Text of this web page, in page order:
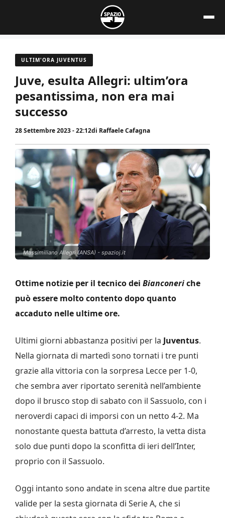
contenuto
ULTIM'ORA JUVENTUS
Juve, esulta Allegri: ultim’ora
pesantissima, non era mai
successo
28 Settembre 2023 - 22:12di Raffaele Cafagna
Massimiliano Allegri (ANSA) - spazioj.it
Ottime notizie per il tecnico dei Bianconeriche
può essere molto contento dopo quanto
accaduto nelle ultime ore.
Ultimi giorni abbastanza positivi per la Juventus.
Nella giornata di martedì sono tornati i tre punti
grazie alla vittoria con la sorpresa Lecce per 1-0,
che sembra aver riportato serenità nell’ambiente
dopo il brusco stop di sabato con il Sassuolo, con i
neroverdi capaci di imporsi con un netto 4-2. Ma
nonostante questa battuta d’arresto, la vetta dista
solo due punti dopo la sconfitta di ieri dell’Inter,
proprio con il Sassuolo.
Oggi intanto sono andate in scena altre due partite
valide per la sesta giornata di Serie A, che si